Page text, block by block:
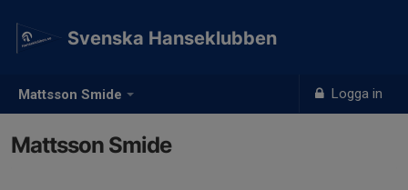
Mattsson Smide Logga in
Svenska Hanseklubben
Mattsson Smide